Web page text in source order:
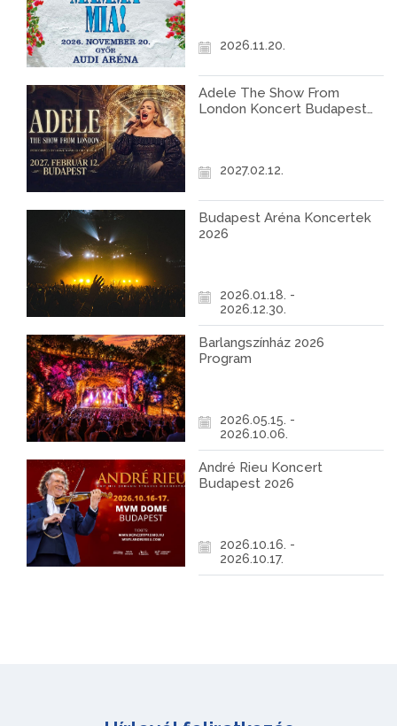
2026.11.20.
Adele The Show From
London Koncert Budapest
2027.02.12.
Budapest Aréna Koncertek
2026
2026.01.18. -
2026.12.30.
Barlangszínház 2026
Program
2026.05.15. -
2026.10.06.
André Rieu Koncert
Budapest 2026
2026.10.16. -
2026.10.17.